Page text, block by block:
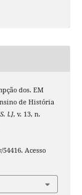
dos. EM
de História
l.], v. 13, n.
Acesso